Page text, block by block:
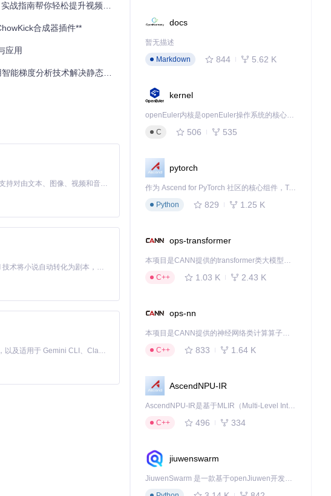
指南帮你轻松提升视频画质
合成器插件**
应用
分析技术解决静态水印难题？
MiniMax H3 是一个通用的全模态生成系统。它支持对由文本、图像、视频和音频组成的多模态上下文进行统一理解，并能生成分辨率高达 2K、时长可达 15 秒的带原生立体声音频的视频。得益于面向任务泛化的系统设计，H3 在预训练阶段就已具备广泛的多模态上下文理解与生成能力，能够出色地执行复杂的多模态指令。
Toonflow 是一款 AI 短剧漫剧工具，能够利用 AI 技术将小说自动转化为剧本，并结合 AI 生成的图片和视频，实现高效的短剧创作。借助 Toonflow，可以轻松完成从文字到影像的全流程，让短剧制作变得更加智能与便捷。
免费、本地、开源的 24/7 全天候 Cowork 应用，以及适用于 Gemini CLI、Claude Code、Codex、OpenCode、Qwen Code、Goose CLI、Auggie 等的 OpenClaw | 🌟 喜欢就点star吧
docs
暂无描述
Markdown
844 5.62 K
kernel
openEuler内核是openEuler操作系统的核心，既是系统性能与稳定性的基石，也是连接处理器、设备与服务的桥梁。
C
506 535
pytorch
作为 Ascend for PyTorch 社区的核心组件，TorchNPU 是昇腾专为 PyTorch 打造的深度学习适配插件，使 PyTorch 框架能够直接调用昇腾 NPU，为开发者提供昇腾 AI 处理器的超强算力。
Python
829 1.25 K
ops-transformer
本项目是CANN提供的transformer类大模型算子库，实现网络在NPU上加速计算。
C++
1.03 K 2.43 K
ops-nn
本项目是CANN提供的神经网络类计算算子库，实现网络在NPU上加速计算。
C++
833 1.64 K
AscendNPU-IR
AscendNPU-IR是基于MLIR（Multi-Level Intermediate Representation）构建的，面向昇腾亲和算子编译时使用的中间表示，提供昇腾完备表达能力，通过编译优化提升昇腾AI处理器计算效率，支持通过生态框架使能昇腾AI处理器与深度调优
C++
496 334
jiuwenswarm
JiuwenSwarm 是一款基于openJiuwen开发的智能AI Agent，它能够将大语言模型的强大能力，通过你日常使用的各类通讯应用，直接延伸至你的指尖。